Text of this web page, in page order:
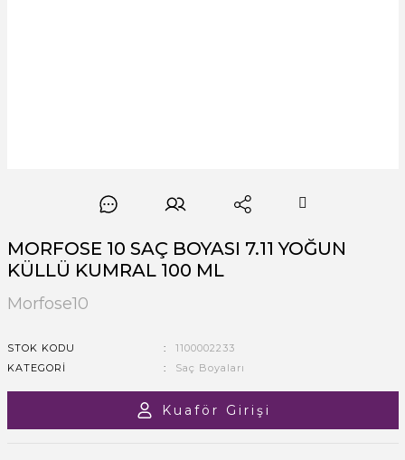
MORFOSE 10 SAÇ BOYASI 7.11 YOĞUN
KÜLLÜ KUMRAL 100 ML
Morfose10
STOK KODU
1100002233
KATEGORI
Saç Boyaları
Kuaför Girişi